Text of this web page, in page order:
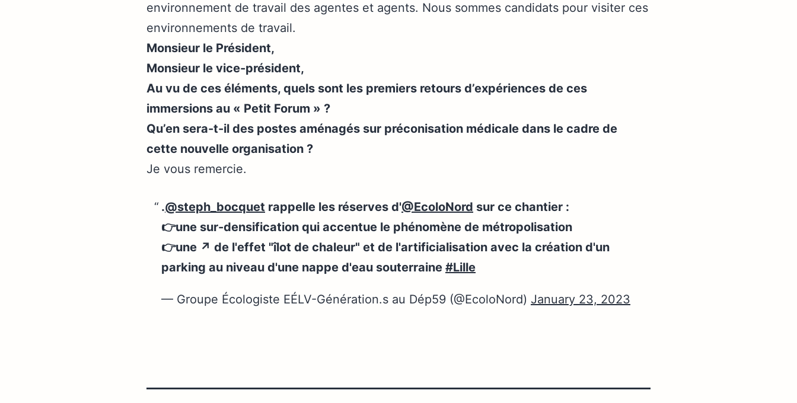
environnement de travail des agentes et agents. Nous sommes candidats pour visiter ces
environnements de travail.
Monsieur le Président,
Monsieur le vice-président,
Au vu de ces éléments, quels sont les premiers retours d’expériences de ces
immersions au « Petit Forum » ?
Qu’en sera-t-il des postes aménagés sur préconisation médicale dans le cadre de
cette nouvelle organisation ?
Je vous remercie.
.@steph_bocquet rappelle les réserves d'@EcoloNord sur ce chantier :
👉une sur-densification qui accentue le phénomène de métropolisation
👉une ↗️ de l'effet "îlot de chaleur" et de l'artificialisation avec la création d'un
parking au niveau d'une nappe d'eau souterraine #Lille
— Groupe Écologiste EÉLV-Génération.s au Dép59 (@EcoloNord) January 23, 2023